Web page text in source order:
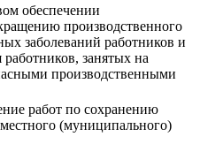
обеспечении
производственного
заболеваний работников и
работников, занятых на
производственными
работ по сохранению
(муниципального)